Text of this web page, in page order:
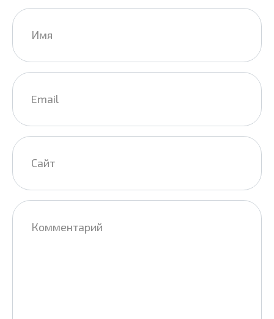
Имя
Email
Сайт
Комментарий